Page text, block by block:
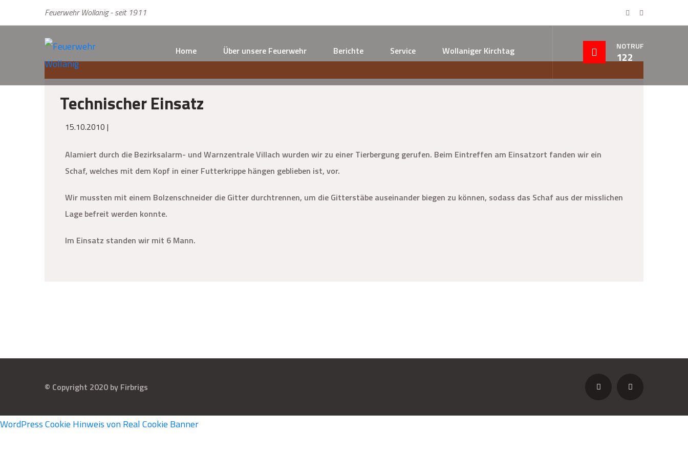
Feuerwehr Wollanig - seit 1911
Home Über unsere Feuerwehr Berichte Service Wollaniger Kirchtag NOTRUF
122
Technischer Einsatz
15.10.2010 |
Alamiert durch die Bezirksalarm- und Warnzentrale Villach wurden wir zu einer Tierbergung gerufen. Beim Eintreffen am Einsatzort fanden wir ein
Schaf, welches mit dem Kopf in einer Futterkrippe hängen geblieben ist, vor.
Wir mussten mit einem Bolzenschneider die Gitter durchtrennen, um die Gitterstäbe auseinander biegen zu können, sodass das Schaf aus der misslichen
Lage befreit werden konnte.
Im Einsatz standen wir mit 6 Mann.
© Copyright 2020 by Firbrigs
WordPress Cookie Hinweis von Real Cookie Banner